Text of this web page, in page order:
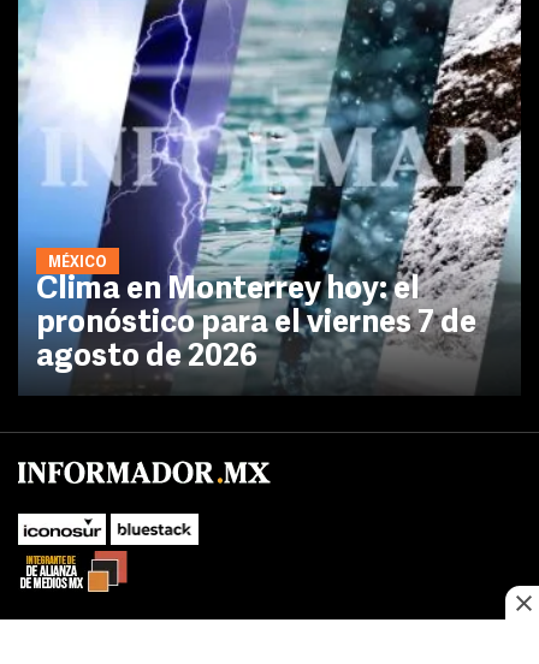
MÉXICO
Clima en Monterrey hoy: el
pronóstico para el viernes 7 de
agosto de 2026